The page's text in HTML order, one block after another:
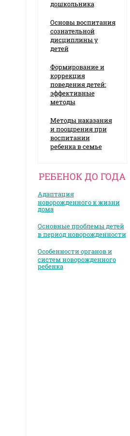
дошкольника
Основы воспитания
сознательной
дисциплины у
детей
Формирование и
коррекция
поведения детей:
эффективные
методы
Методы наказания
и поощрения при
воспитании
ребенка в семье
РЕБЕНОК ДО ГОДА
Адаптация
новорожденного к жизни
дома
Основные проблемы детей
в период новорожденности
Особенности органов и
систем новорожденного
ребенка